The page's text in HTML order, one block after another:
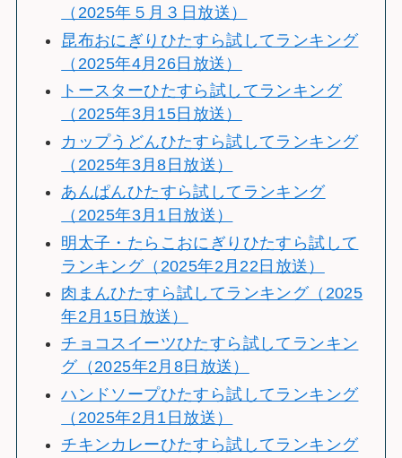
（2025年５月３日放送）
昆布おにぎりひたすら試してランキング
（2025年4月26日放送）
トースターひたすら試してランキング
（2025年3月15日放送）
カップうどんひたすら試してランキング
（2025年3月8日放送）
あんぱんひたすら試してランキング
（2025年3月1日放送）
明太子・たらこおにぎりひたすら試して
ランキング（2025年2月22日放送）
肉まんひたすら試してランキング（2025
年2月15日放送）
チョコスイーツひたすら試してランキン
グ（2025年2月8日放送）
ハンドソープひたすら試してランキング
（2025年2月1日放送）
チキンカレーひたすら試してランキング